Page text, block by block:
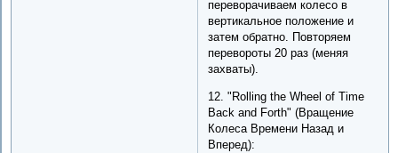
переворачиваем колесо в
вертикальное положение и
затем обратно. Повторяем
перевороты 20 раз (меняя
захваты).
12. "Rolling the Wheel of Time
Back and Forth" (Вращение
Колеса Времени Назад и
Вперед):